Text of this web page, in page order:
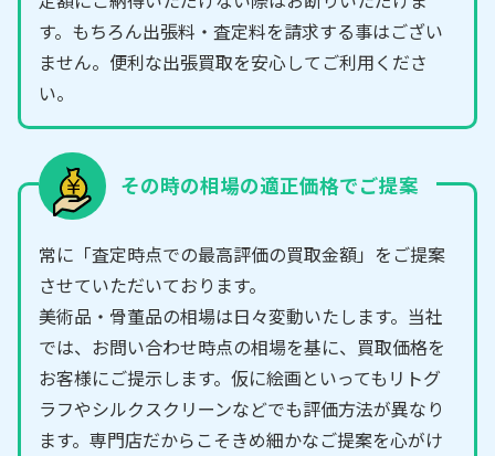
す。もちろん出張料・査定料を請求する事はござい
ません。便利な出張買取を安心してご利用くださ
い。
その時の相場の適正価格でご提案
常に「査定時点での最高評価の買取金額」をご提案
させていただいております。
美術品・骨董品の相場は日々変動いたします。当社
では、お問い合わせ時点の相場を基に、買取価格を
お客様にご提示します。仮に絵画といってもリトグ
ラフやシルクスクリーンなどでも評価方法が異なり
ます。専門店だからこそきめ細かなご提案を心がけ